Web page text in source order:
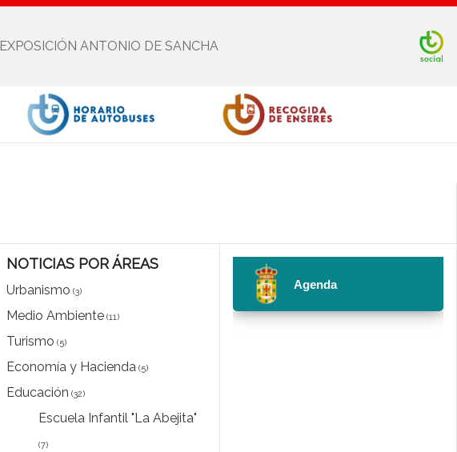
Youtube
EXPOSICIÓN ANTONIO DE SANCHA
NOTICIAS POR ÁREAS
Urbanismo (3)
Medio Ambiente (11)
Turismo (5)
Economía y Hacienda (5)
Educación (32)
Escuela Infantil "La Abejita"
(7)